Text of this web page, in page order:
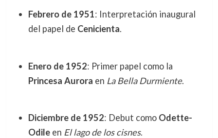
Febrero de 1951: Interpretación inaugural
del papel de Cenicienta.
Enero de 1952: Primer papel como la
Princesa Aurora en La Bella Durmiente.
Diciembre de 1952: Debut como Odette-
Odileen El lago de los cisnes.